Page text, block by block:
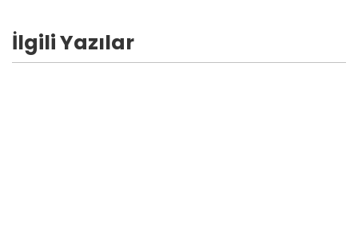
İlgili Yazılar